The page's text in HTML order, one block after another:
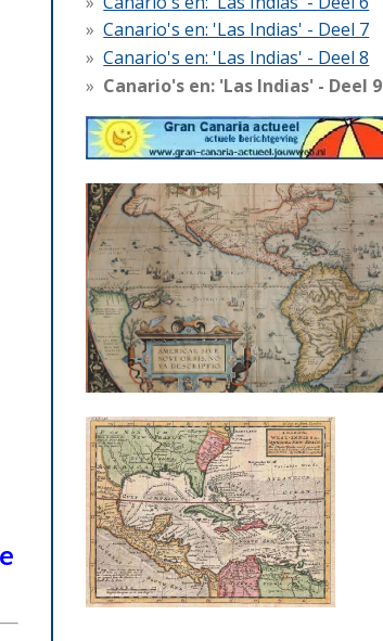
Canario's en: 'Las Indias' - Deel 7
Canario's en: 'Las Indias' - Deel 8
Canario's en: 'Las Indias' - Deel 9